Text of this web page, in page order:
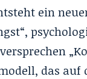
ein
das auf